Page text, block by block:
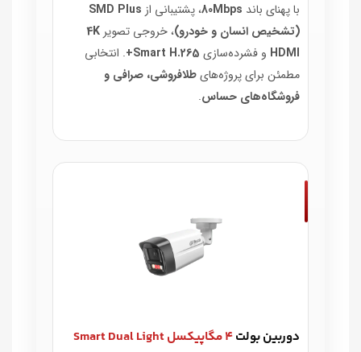
با پهنای باند 80Mbps، پشتیبانی از SMD Plus
(تشخیص انسان و خودرو)، خروجی تصویر 4K
HDMI و فشرده‌سازی Smart H.265+ . انتخابی
مطمئن برای پروژه‌هایطلافروشی، صرافی و
فروشگاه‌های حساس.
دوربین بولت۴ مگاپیکسل Smart Dual Light